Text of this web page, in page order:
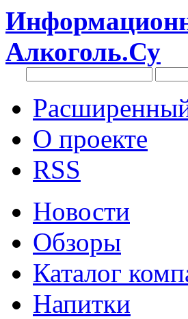
Алкоголь.Су
О проекте
RSS
Новости
Обзоры
Каталог
Напитки